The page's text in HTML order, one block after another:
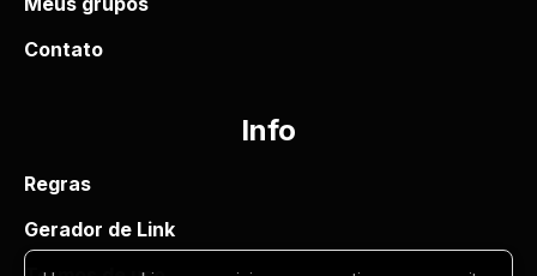
Contato
Info
Regras
Gerador de Link